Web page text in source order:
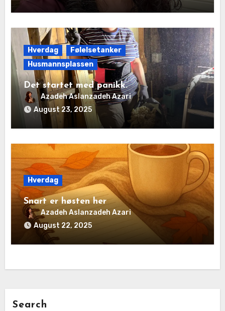
Hverdag
Følelsetanker
Husmannsplassen
Det startet med panikk.
Azadeh Aslanzadeh Azari
August 23, 2025
Hverdag
Snart er høsten her
Azadeh Aslanzadeh Azari
August 22, 2025
Search